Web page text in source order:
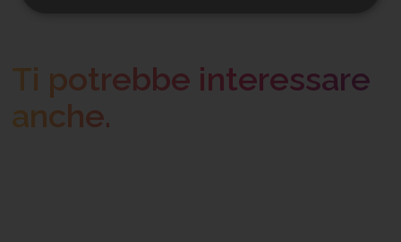
Ti potrebbe interessare
anche.